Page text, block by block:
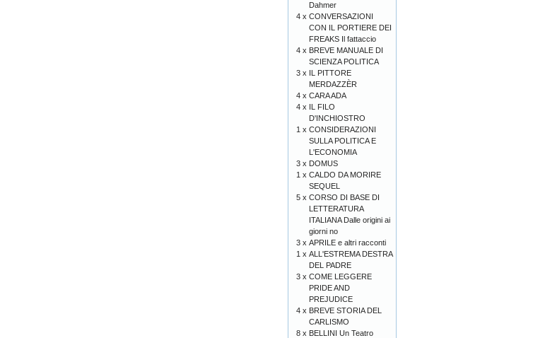
Dahmer
4 x CONVERSAZIONI
CON IL PORTIERE DEI
FREAKS Il fattaccio
4 x BREVE MANUALE DI
SCIENZA POLITICA
3 x IL PITTORE
MERDAZZÈR
4 x CARA ADA
4 x IL FILO
D'INCHIOSTRO
1 x CONSIDERAZIONI
SULLA POLITICA E
L'ECONOMIA
3 x DOMUS
1 x CALDO DA MORIRE
SEQUEL
5 x CORSO DI BASE DI
LETTERATURA
ITALIANA Dalle origini ai
giorni no
3 x APRILE e altri racconti
1 x ALL'ESTREMA DESTRA
DEL PADRE
3 x COME LEGGERE
PRIDE AND
PREJUDICE
4 x BREVE STORIA DEL
CARLISMO
8 x BELLINI Un Teatro